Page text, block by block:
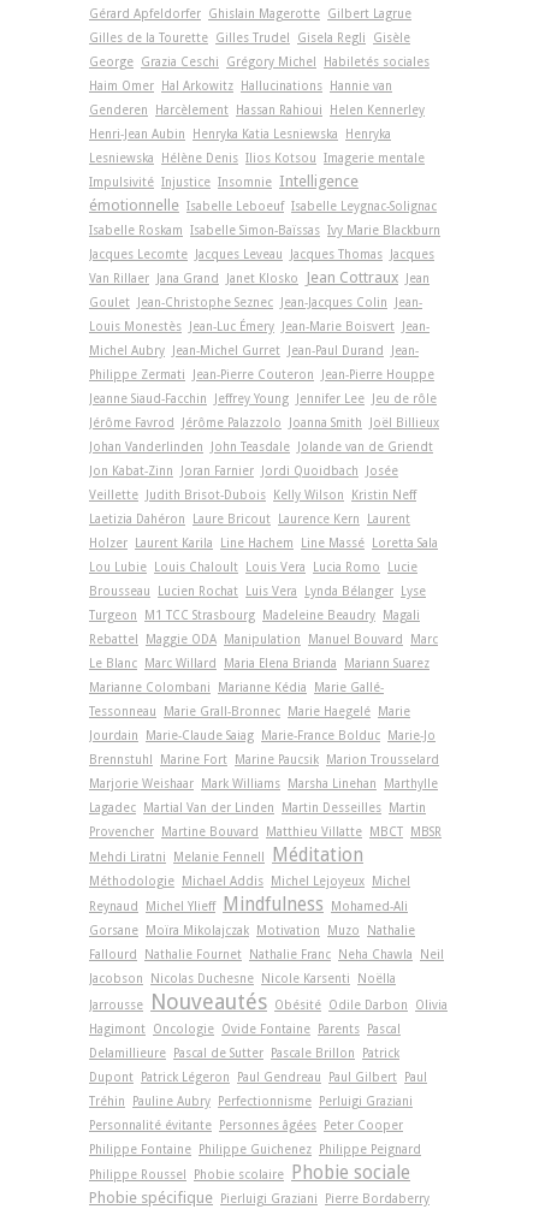
Gérard Apfeldorfer Ghislain Magerotte Gilbert Lagrue
Gilles de la Tourette Gilles Trudel Gisela Regli
Gisèle
George Grazia Ceschi Grégory Michel
Habiletés sociales
Haim Omer
Hal Arkowitz Hallucinations
Hannie van
Genderen
Harcèlement Hassan Rahioui
Helen Kennerley
Henri-Jean Aubin
Henryka Katia Lesniewska
Henryka
Lesniewska
Hélène Denis Ilios Kotsou Imagerie mentale
Impulsivité Injustice Insomnie Intelligence
émotionnelle Isabelle Leboeuf Isabelle Leygnac-Solignac
Isabelle Roskam Isabelle Simon-Baïssas Ivy Marie Blackburn
Jacques Lecomte
Jacques Leveau Jacques Thomas
Jacques
Van Rillaer
Jana Grand Janet Klosko Jean Cottraux
Jean
Goulet
Jean-Christophe Seznec Jean-Jacques Colin
Jean-
Louis Monestès
Jean-Luc Émery Jean-Marie Boisvert
Jean-
Michel Aubry
Jean-Michel Gurret Jean-Paul Durand
Jean-
Philippe Zermati
Jean-Pierre Couteron
Jean-Pierre Houppe
Jeanne Siaud-Facchin
Jeffrey Young Jennifer Lee
Jeu de rôle
Jérôme Favrod
Jérôme Palazzolo Joanna Smith
Joël Billieux
Johan Vanderlinden
John Teasdale
Jolande van de Griendt
Jon Kabat-Zinn
Joran Farnier Jordi Quoidbach
Josée
Veillette
Judith Brisot-Dubois Kelly Wilson
Kristin Neff
Laetizia Dahéron
Laure Bricout Laurence Kern
Laurent
Holzer
Laurent Karila Line Hachem Line Massé
Loretta Sala
Lou Lubie
Louis Chaloult Louis Vera Lucia Romo
Lucie
Brousseau
Lucien Rochat Luis Vera Lynda Bélanger
Lyse
Turgeon
M1 TCC Strasbourg Madeleine Beaudry
Magali
Rebattel
Maggie ODA Manipulation Manuel Bouvard
Marc
Le Blanc
Marc Willard Maria Elena Brianda
Mariann Suarez
Marianne Colombani
Marianne Kédia
Marie Gallé-
Tessonneau
Marie Grall-Bronnec Marie Haegelé
Marie
Jourdain
Marie-Claude Saiag Marie-France Bolduc
Marie-Jo
Brennstuhl
Marine Fort Marine Paucsik
Marion Trousselard
Marjorie Weishaar
Mark Williams Marsha Linehan
Marthylle
Lagadec
Martial Van der Linden Martin Desseilles
Martin
Provencher
Martine Bouvard Matthieu Villatte MBCT
MBSR
Mehdi Liratni
Melanie Fennell Méditation
Méthodologie Michael Addis Michel Lejoyeux
Michel
Reynaud
Michel Ylieff Mindfulness
Mohamed-Ali
Gorsane
Moïra Mikolajczak Motivation Muzo
Nathalie
Fallourd
Nathalie Fournet Nathalie Franc Neha Chawla
Neil
Jacobson
Nicolas Duchesne Nicole Karsenti
Noëlla
Jarrousse
Nouveautés Obésité Odile Darbon
Olivia
Hagimont Oncologie Ovide Fontaine Parents
Pascal
Delamillieure
Pascal de Sutter Pascale Brillon
Patrick
Dupont
Patrick Légeron Paul Gendreau Paul Gilbert
Paul
Tréhin
Pauline Aubry Perfectionnisme
Perluigi Graziani
Personnalité évitante
Personnes âgées
Peter Cooper
Philippe Fontaine
Philippe Guichenez
Philippe Peignard
Philippe Roussel
Phobie scolaire Phobie sociale
Phobie spécifique Pierluigi Graziani
Pierre Bordaberry